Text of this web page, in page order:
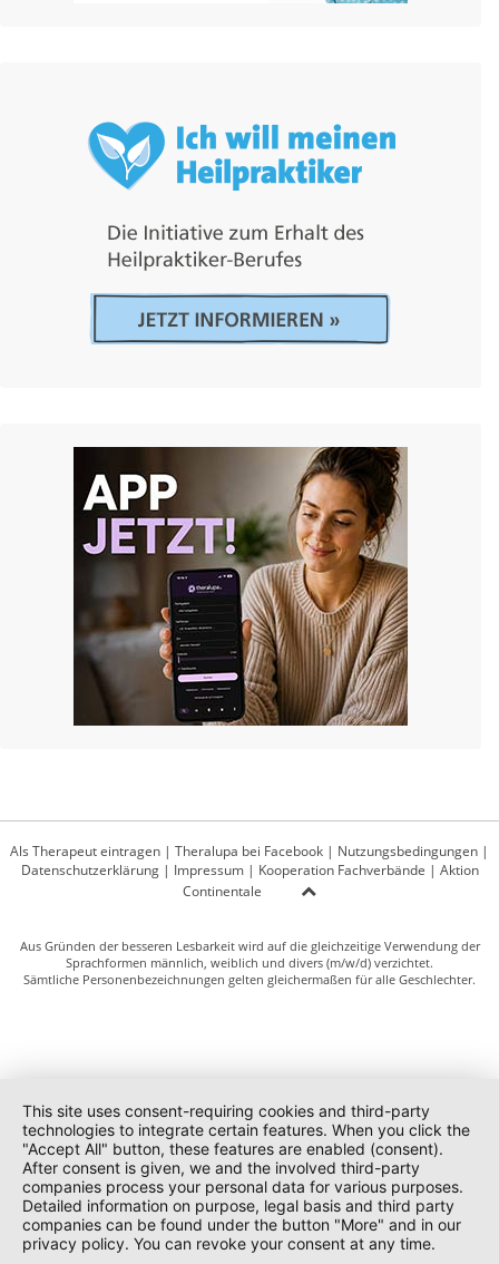
Als Therapeut eintragen | Theralupa bei Facebook | Nutzungsbedingungen |
Datenschutzerklärung| Impressum| Kooperation Fachverbände | Aktion
Continentale
Aus Gründen der besseren Lesbarkeit wird auf die gleichzeitige Verwendung der
Sprachformen männlich, weiblich und divers (m/w/d) verzichtet.
Sämtliche Personenbezeichnungen gelten gleichermaßen für alle Geschlechter.
This site uses consent-requiring cookies and third-party
technologies to integrate certain features. When you click the
"Accept All" button, these features are enabled (consent).
After consent is given, we and the involved third-party
companies process your personal data for various purposes.
Detailed information on purpose, legal basis and third party
companies can be found under the button "More" and in our
privacy policy. You can revoke your consent at any time.